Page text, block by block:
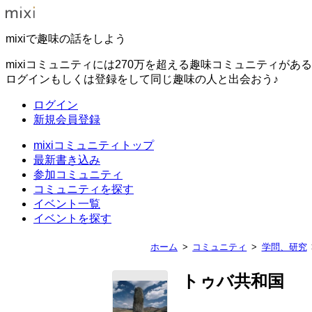
mixiで趣味の話をしよう
mixiコミュニティには270万を超える趣味コミュニティがある
ログインもしくは登録をして同じ趣味の人と出会おう♪
ログイン
新規会員登録
mixiコミュニティトップ
最新書き込み
参加コミュニティ
コミュニティを探す
イベント一覧
イベントを探す
ホーム コミュニティ 学問、研究
トゥバ共和国